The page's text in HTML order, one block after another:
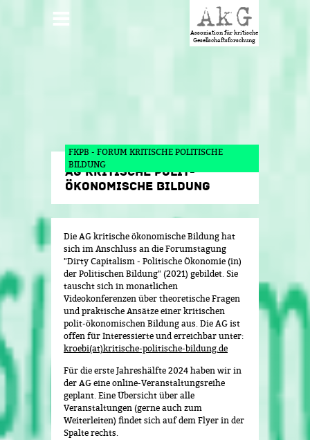
HAUPTMENÜ
Assoziation für kritische
Gesellschaftsforschung
FKPB - FORUM KRITISCHE POLITISCHE
BILDUNG
AG KRITISCHE POLIT-
ÖKONOMISCHE BILDUNG
Die AG kritische ökonomische Bildung hat
sich im Anschluss an die Forumstagung
"Dirty Capitalism - Politische Ökonomie (in)
der Politischen Bildung" (2021) gebildet. Sie
tauscht sich in monatlichen
Videokonferenzen über theoretische Fragen
und praktische Ansätze einer kritischen
polit-ökonomischen Bildung aus. Die AG ist
offen für Interessierte und erreichbar unter:
kroebi(at)kritische-politische-bildung.de
Für die erste Jahreshälfte 2024 haben wir in
der AG eine online-Veranstaltungsreihe
geplant. Eine Übersicht über alle
Veranstaltungen (gerne auch zum
Weiterleiten) findet sich auf dem Flyer in der
Spalte rechts.